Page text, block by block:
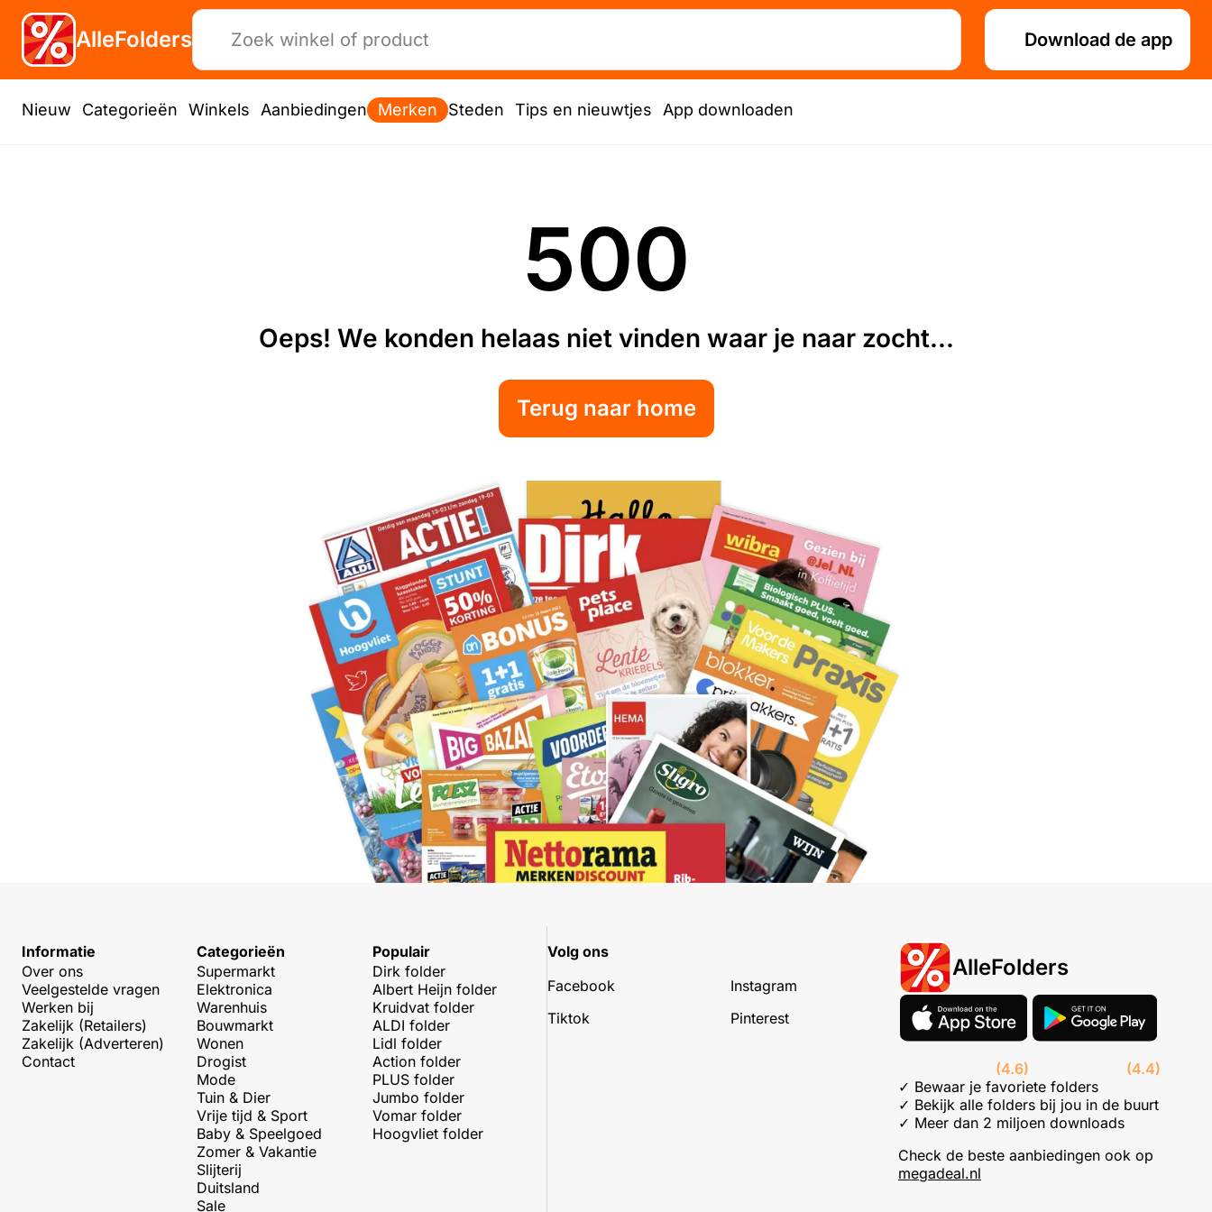
AlleFolders Download de app
Nieuw Categorieën Winkels Aanbiedingen Merken Steden Tips en nieuwtjes App downloaden
500
Oeps! We konden helaas niet vinden waar je naar zocht...
Terug naar home
Informatie
Over ons
Veelgestelde vragen
Werken bij
Zakelijk (Retailers)
Zakelijk (Adverteren)
Contact
Categorieën
Supermarkt
Elektronica
Warenhuis
Bouwmarkt
Wonen
Drogist
Mode
Tuin & Dier
Vrije tijd & Sport
Baby & Speelgoed
Zomer & Vakantie
Slijterij
Duitsland
Sale
Populair
Dirk folder
Albert Heijn folder
Kruidvat folder
ALDI folder
Lidl folder
Action folder
PLUS folder
Jumbo folder
Vomar folder
Hoogvliet folder
Volg ons
Facebook
Instagram
Tiktok
Pinterest
AlleFolders
(4.6)
(4.4)
✓ Bewaar je favoriete folders
✓ Bekijk alle folders bij jou in de buurt
✓ Meer dan 2 miljoen downloads
Check de beste aanbiedingen ook op
megadeal.nl